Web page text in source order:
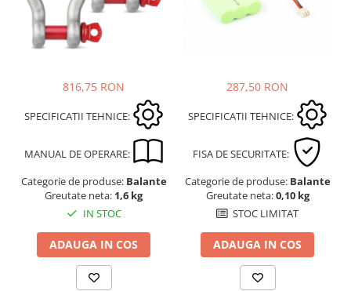
816,75 RON
SPECIFICATII TEHNICE:
MANUAL DE OPERARE:
Categorie de produse: Balante
Greutate neta: 1,6 kg
IN STOC
ADAUGA IN COS
287,50 RON
SPECIFICATII TEHNICE:
FISA DE SECURITATE:
Categorie de produse: Balante
Greutate neta:0,10 kg
STOC LIMITAT
ADAUGA IN COS